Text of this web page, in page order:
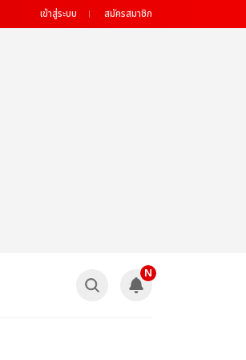
เข้าสู่ระบบ สมัครสมาชิก
N